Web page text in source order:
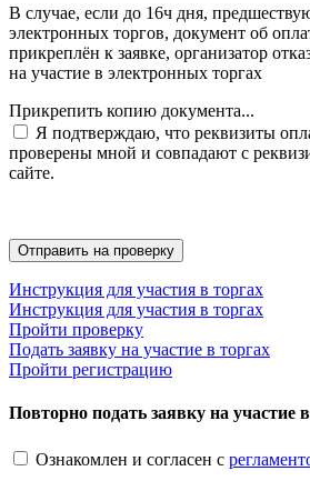
В случае, если до 16ч дня,
электронных торгов, документ об
прикреплён к заявке, организатор
на участие в электронных торгах
Прикрепить копию документа...
Я подтверждаю, что реквизиты
проверены мной и совпадают с
сайте.
Инструкция для участия в торгах
Инструкция для участия в торгах
Пройти проверку
Подать заявку на участие в торгах
Пройти регистрацию
Повторно подать заявку на участие
Ознакомлен и согласен с